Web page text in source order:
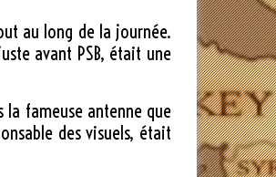
au long de la journée.
avant PSB, était une
fameuse antenne que
des visuels, était